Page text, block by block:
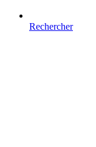
Rechercher